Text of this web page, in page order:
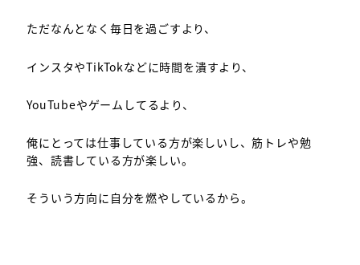
ただなんとなく毎日を過ごすより、
インスタやTikTokなどに時間を潰すより、
YouTubeやゲームしてるより、
俺にとっては仕事している方が楽しいし、筋トレや勉
強、読書している方が楽しい。
そういう方向に自分を燃やしているから。